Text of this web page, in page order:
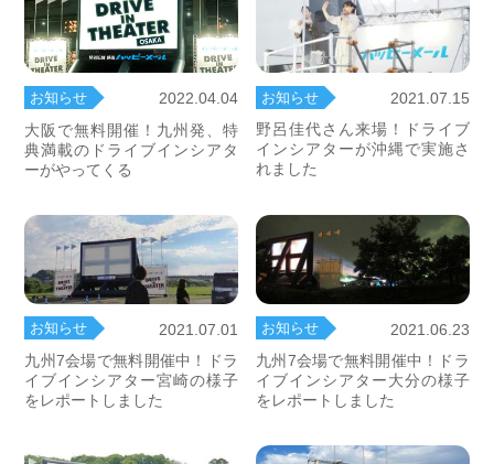
お知らせ
2022.04.04
大阪で無料開催！九州発、特
典満載のドライブインシアタ
ーがやってくる
お知らせ
2021.07.15
野呂佳代さん来場！ドライブ
インシアターが沖縄で実施さ
れました
お知らせ
2021.07.01
九州7会場で無料開催中！ドラ
イブインシアター宮崎の様子
をレポートしました
お知らせ
2021.06.23
九州7会場で無料開催中！ドラ
イブインシアター大分の様子
をレポートしました